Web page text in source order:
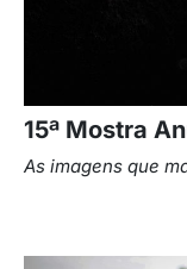
15ª Mostra
As imagens que